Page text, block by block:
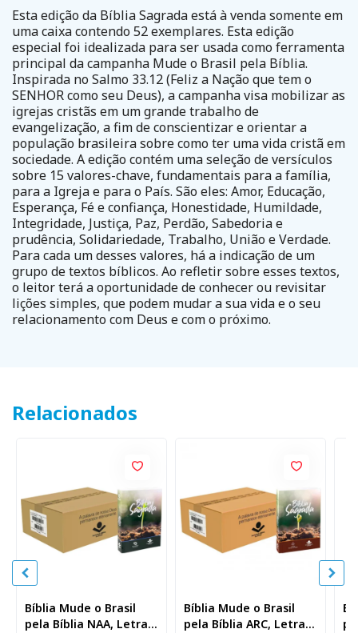
Esta edição da Bíblia Sagrada está à venda somente em
uma caixa contendo 52 exemplares. Esta edição
especial foi idealizada para ser usada como ferramenta
principal da campanha Mude o Brasil pela Bíblia.
Inspirada no Salmo 33.12 (Feliz a Nação que tem o
SENHOR como seu Deus), a campanha visa mobilizar as
igrejas cristãs em um grande trabalho de
evangelização, a fim de conscientizar e orientar a
população brasileira sobre como ter uma vida cristã em
sociedade. A edição contém uma seleção de versículos
sobre 15 valores-chave, fundamentais para a família,
para a Igreja e para o País. São eles: Amor, Educação,
Esperança, Fé e confiança, Honestidade, Humildade,
Integridade, Justiça, Paz, Perdão, Sabedoria e
prudência, Solidariedade, Trabalho, União e Verdade.
Para cada um desses valores, há a indicação de um
grupo de textos bíblicos. Ao refletir sobre esses textos,
o leitor terá a oportunidade de conhecer ou revisitar
lições simples, que podem mudar a sua vida e o seu
relacionamento com Deus e com o próximo.
Relacionados
Bíblia Mude o Brasil
pela Bíblia NAA, Letra
Bíblia Mude o Brasil
pela Bíblia ARC, Letra